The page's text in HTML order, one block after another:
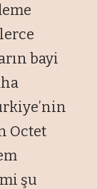
bayi
Octet
şu